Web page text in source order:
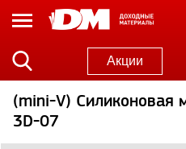
Акции
(mini-V) Силиконовая
3D-07